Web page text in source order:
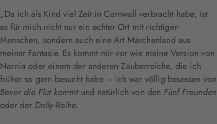
„Da ich als Kind viel Zeit in Cornwall verbracht habe, ist
es für mich nicht nur ein echter Ort mit richtigen
Menschen, sondern auch eine Art Märchenland aus
meiner Fantasie. Es kommt mir vor wie meine Version von
Narnia oder einem der anderen Zauberreiche, die ich
früher so gern besucht habe – ich war völlig besessen von
Bevor die Flut kommtund natürlich von den Fünf Freunden
oder der Dolly-Reihe.